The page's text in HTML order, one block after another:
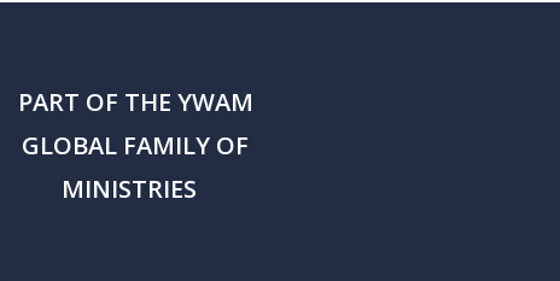
PART OF THE YWAM
GLOBAL FAMILY OF
MINISTRIES